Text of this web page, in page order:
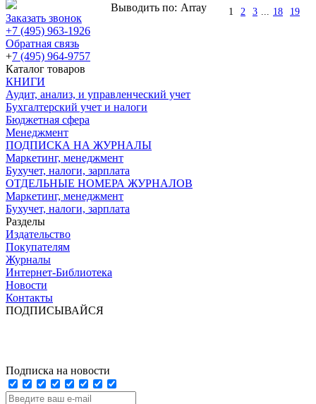
1 2 3 18 19
Выводить по: Array
Заказать звонок
+7 (495) 963-1926
Обратная связь
+7 (495) 964-9757
Каталог товаров
КНИГИ
Аудит, анализ, и управленческий учет
Бухгалтерский учет и налоги
Бюджетная сфера
Менеджмент
ПОДПИСКА НА ЖУРНАЛЫ
Маркетинг, менеджмент
Бухучет, налоги, зарплата
ОТДЕЛЬНЫЕ НОМЕРА ЖУРНАЛОВ
Маркетинг, менеджмент
Бухучет, налоги, зарплата
Разделы
Издательство
Покупателям
Журналы
Интернет-Библиотека
Новости
Контакты
ПОДПИСЫВАЙСЯ
Подписка на новости